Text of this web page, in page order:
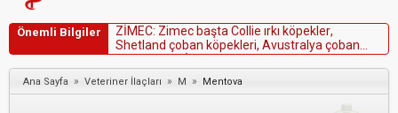
Önemli Bilgiler ZİM EC: Zimec başta Co ie ırkı köpeker,
Shetand çoban köpekeri, Avustra ya çoban
köpekleriveİngilizçobanköpeklerinin
İvermektintoksisitesineduyarlıolduklarıvesöz
ko nusu ı k ar da anafila
Ana Sayfa » Veteriner İlaçları » M » Mentova